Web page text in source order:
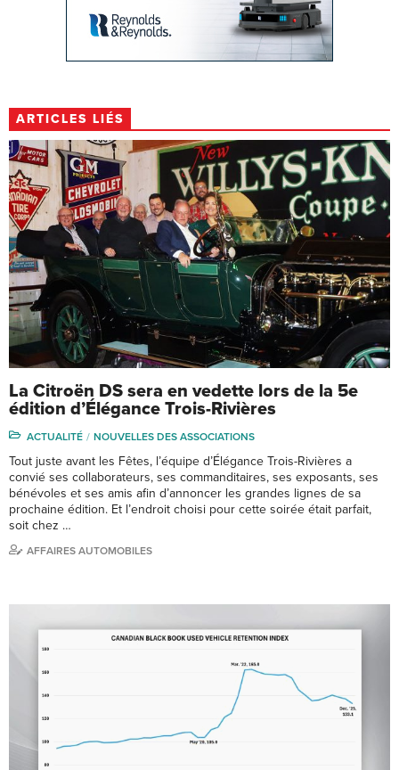
ARTICLES LIÉS
La Citroën DS sera en vedette lors de la 5e
édition d’Élégance Trois-Rivières
ACTUALITÉ NOUVELLES DES ASSOCIATIONS
Tout juste avant les Fêtes, l’équipe d’Élégance Trois-Rivières a
convié ses collaborateurs, ses commanditaires, ses exposants, ses
bénévoles et ses amis afin d’annoncer les grandes lignes de sa
prochaine édition. Et l’endroit choisi pour cette soirée était parfait,
soit chez …
AFFAIRES AUTOMOBILES